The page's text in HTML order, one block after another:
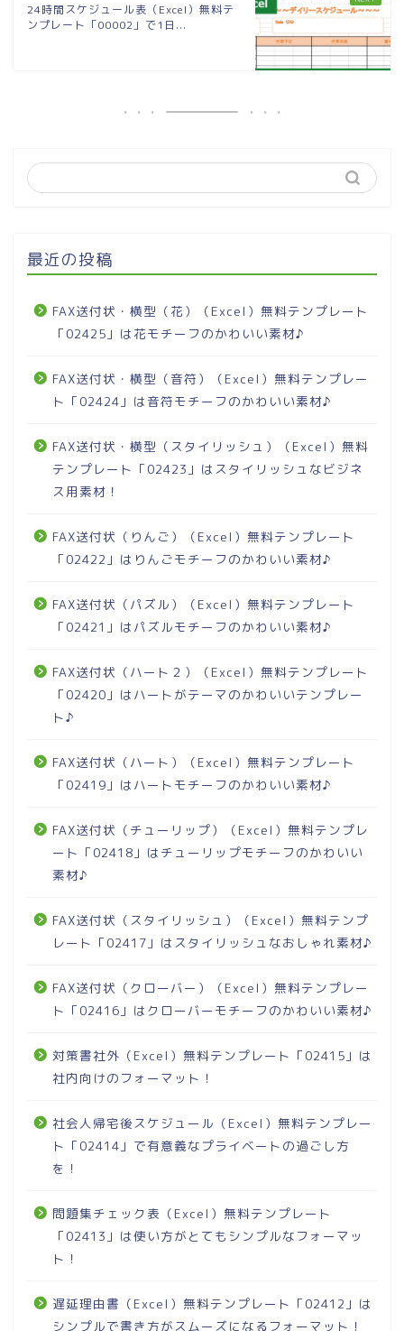
24時間スケジュール表（Excel）無料テ
ンプレート「00002」で1日...
最近の投稿
FAX送付状・横型（花）（Excel）無料テンプレート
「02425」は花モチーフのかわいい素材♪
FAX送付状・横型（音符）（Excel）無料テンプレー
ト「02424」は音符モチーフのかわいい素材♪
FAX送付状・横型（スタイリッシュ）（Excel）無料
テンプレート「02423」はスタイリッシュなビジネ
ス用素材！
FAX送付状（りんご）（Excel）無料テンプレート
「02422」はりんごモチーフのかわいい素材♪
FAX送付状（パズル）（Excel）無料テンプレート
「02421」はパズルモチーフのかわいい素材♪
FAX送付状（ハート２）（Excel）無料テンプレート
「02420」はハートがテーマのかわいいテンプレー
ト♪
FAX送付状（ハート）（Excel）無料テンプレート
「02419」はハートモチーフのかわいい素材♪
FAX送付状（チューリップ）（Excel）無料テンプレ
ート「02418」はチューリップモチーフのかわいい
素材♪
FAX送付状（スタイリッシュ）（Excel）無料テンプ
レート「02417」はスタイリッシュなおしゃれ素材♪
FAX送付状（クローバー）（Excel）無料テンプレー
ト「02416」はクローバーモチーフのかわいい素材♪
対策書社外（Excel）無料テンプレート「02415」は
社内向けのフォーマット！
社会人帰宅後スケジュール（Excel）無料テンプレー
ト「02414」で有意義なプライベートの過ごし方
を！
問題集チェック表（Excel）無料テンプレート
「02413」は使い方がとてもシンプルなフォーマッ
ト！
遅延理由書（Excel）無料テンプレート「02412」は
シンプルで書き方がスムーズになるフォーマット！